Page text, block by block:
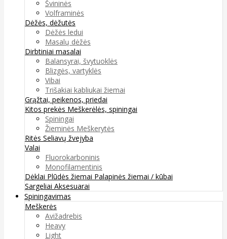
Švininės
Volframinės
Dėžės, dėžutės
Dėžės ledui
Masalų dėžės
Dirbtiniai masalai
Balansyrai, švytuoklės
Blizgės, vartyklės
Vibai
Trišakiai kabliukai žiemai
Grąžtai, peikenos, priedai
Kitos prekės Meškerėlės, spiningai
Spiningai
Žieminės Meškerytės
Ritės Seliavų žvejyba
Valai
Fluorokarboninis
Monofilamentinis
Dėklai Plūdės žiemai Palapinės žiemai / kūbai
Sargeliai Aksesuarai
Spiningavimas
Meškerės
Avižadrebis
Heavy
Light